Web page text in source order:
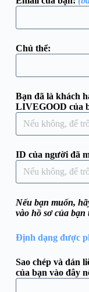
Chủ thể:
Bạn đã là khách
LIVEGOOD của
ID của người đã
Nếu bạn muốn,
vào hồ sơ của
Định dạng được
Sao chép và dán
của bạn vào đây